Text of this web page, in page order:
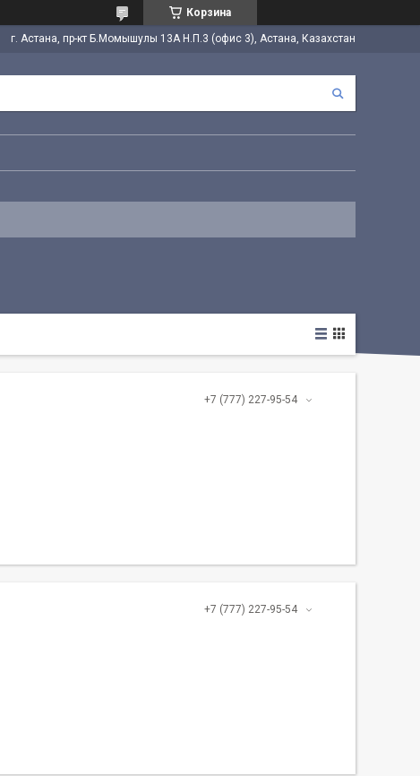
Корзина
г. Астана, пр-кт Б.Момышулы 13А Н.П.3 (офис 3), Астана, Казахстан
+7 (777) 227-95-54
+7 (777) 227-95-54